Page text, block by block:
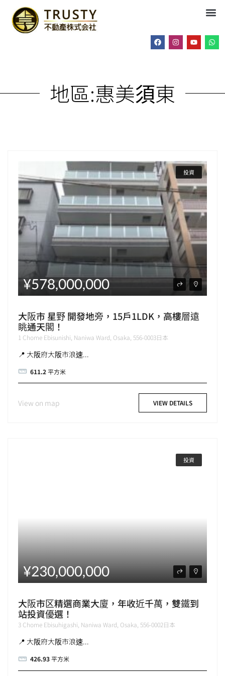
地區:惠美須東
投資
¥578,000,000
大阪市 星野 開發地旁，15戶1LDK，高樓層遠
眺通天閣！
1 Chome Ebisunishi, Naniwa Ward, Osaka, 556-0003日本
📍 大阪府大阪市浪速...
611.2平方米
View on map VIEW DETAILS
投資
¥230,000,000
大阪市区精選商業大廈，年收近千萬，雙鐵到
站投資優選！
3 Chome Ebisuhigashi, Naniwa Ward, Osaka, 556-0002日本
📍 大阪府大阪市浪速...
426.93平方米